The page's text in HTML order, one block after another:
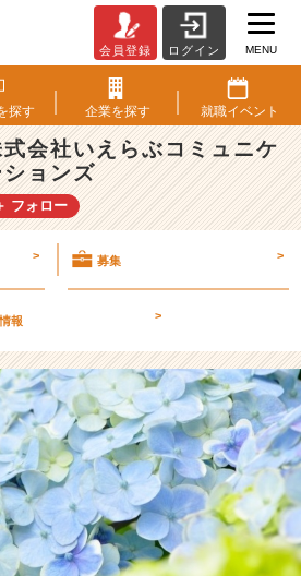
、
株
会員登録 ログイン MENU
探す 企業を探す 就職イベント
会社いえらぶコミュニケ
ションズ
フォロー
> 募集 >
報 >